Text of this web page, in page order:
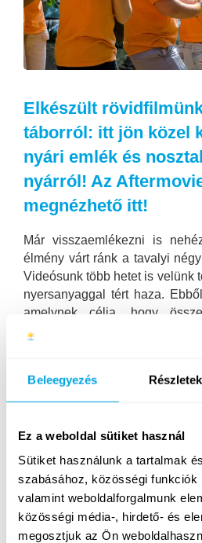
Beleegyezés Részletek
Ez a weboldal sütiket használ
Sütiket használunk a tartalmak
szabásához, közösségi funkciók
valamint weboldalforgalmunk
közösségi média-, hirdető- és
megosztjuk az Ön
Elkészült
táborról: itt jön közel
nyári emlék és
nyárról! Az
megnézhető itt!
Már visszaemlékezni is
élmény várt ránk a tavalyi
Videósunk több hetet is velünk
nyersanyaggal tért haza.
amelynek célja, hogy
legemlékezetesebb pillanatait.
kalandpark, a 15-féle óra,
tinidiszkók és játék estek,
Parazol negyedik heti
eszünkbe, mindig szívesen
is jelent nekünk sokat ez a kis
is éppúgy tetszik majd!
Íme: